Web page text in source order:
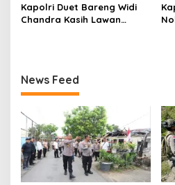
Kapolri Duet Bareng Widi
Chandra Kasih Lawan
News Feed